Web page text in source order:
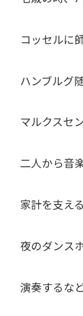
コッセルに
ハンブルグ
マルクスセ
二人から音
家計を支え
夜のダンス
演奏するな